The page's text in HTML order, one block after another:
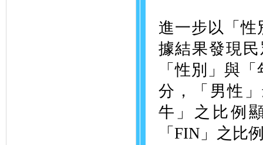
進一步以「
據結果發現
「性別」與
分，「男性
牛」之比例
「FIN」之比